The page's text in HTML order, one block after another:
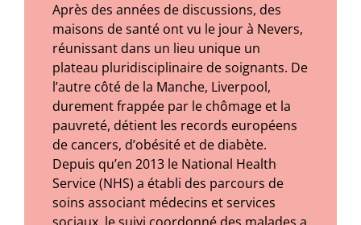
Après des années de discussions, des
maisons de santé ont vu le jour à Nevers,
réunissant dans un lieu unique un
plateau pluridisciplinaire de soignants. De
l’autre côté de la Manche, Liverpool,
durement frappée par le chômage et la
pauvreté, détient les records européens
de cancers, d’obésité et de diabète.
Depuis qu’en 2013 le National Health
Service (NHS) a établi des parcours de
soins associant médecins et services